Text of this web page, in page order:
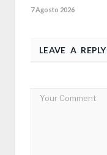
7 Agosto 2026
LEAVE A REPLY